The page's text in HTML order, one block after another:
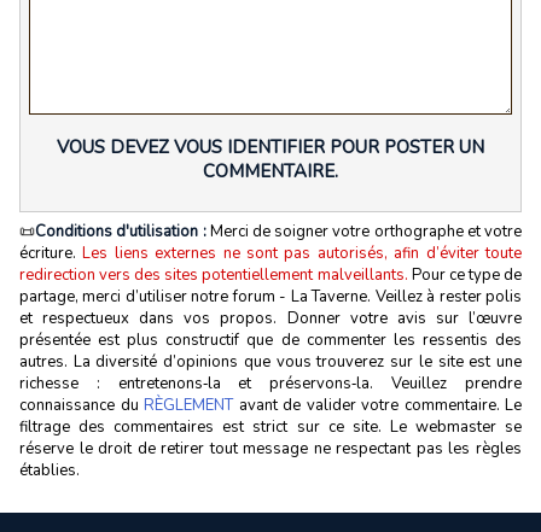
VOUS DEVEZ VOUS IDENTIFIER POUR POSTER UN
COMMENTAIRE.
📜Conditions d'utilisation :Merci de soigner votre orthographe et votre
écriture.Les liens externes ne sont pas autorisés, afin d’éviter toute
redirection vers des sites potentiellement malveillants. Pour ce type de
partage, merci d’utiliser notre forum - La Taverne. Veillez à rester polis
et respectueux dans vos propos. Donner votre avis sur l’œuvre
présentée est plus constructif que de commenter les ressentis des
autres. La diversité d’opinions que vous trouverez sur le site est une
richesse : entretenons‑la et préservons‑la. Veuillez prendre
connaissance du RÈGLEMENTavant de valider votre commentaire. Le
filtrage des commentaires est strict sur ce site. Le webmaster se
réserve le droit de retirer tout message ne respectant pas les règles
établies.